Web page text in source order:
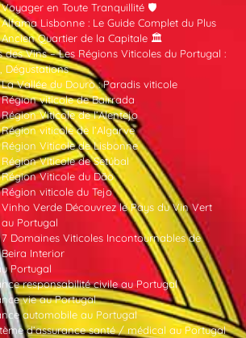
Voyager en Toute Tranquillité 🛡️
Alfama Lisbonne : Le Guide Complet du Plus
Ancien Quartier de la Capitale 🏛️
des Vins – Les Régions Viticoles du Portugal :
Dégustations
La Vallée du Douro : Paradis viticole
Région viticole de Bairrada
Région Viticole de l’Alentejo
Région viticole de l’Algarve
Région Viticole de Lisbonne
Région Viticole de Setúbal
Région Viticole du Dão
Région viticole du Tejo
Vinho Verde Découvrez le Pays du Vin Vert
au Portugal
7 Domaines Viticoles Incontournables de
Beira Interior
Portugal
responsabilité civile au Portugal
vie au Portugal
automobile au Portugal
d’assurance santé / médical au Portugal